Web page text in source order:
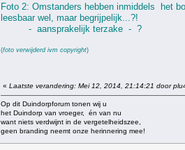
Foto 2: Omstanders hebben inmiddels het
leesbaar wel, maar begrijpelijk...?!
- aansprakelijk terzake - ?
(foto verwijderd ivm copyright)
« Laatste verandering: Mei 12, 2014, 21:14:21 door
Op dit Duindorpforum tonen wij u
het Duindorp van vroeger, én van nu
want niets verdwijnt in de vergetelheidszee,
geen branding neemt onze herinnering mee!